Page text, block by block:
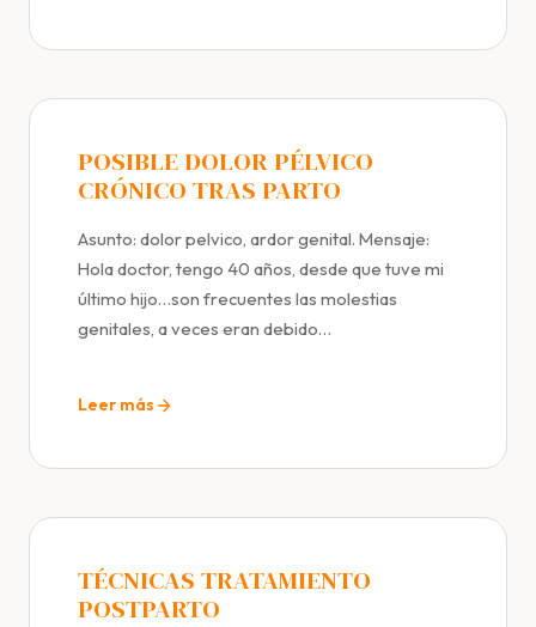
POSIBLE DOLOR PÉLVICO
CRÓNICO TRAS PARTO
Asunto: dolor pelvico, ardor genital. Mensaje:
Hola doctor, tengo 40 años, desde que tuve mi
último hijo…son frecuentes las molestias
genitales, a veces eran debido…
Leer más
TÉCNICAS TRATAMIENTO
POSTPARTO